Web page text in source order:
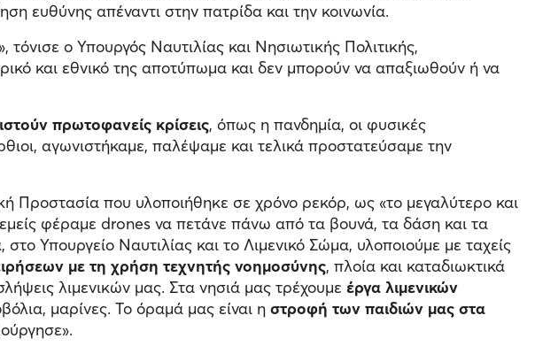
ευθύνης απέναντι στην πατρίδα και την κοινωνία.
», τόνισε ο Υπουργός Ναυτιλίας και Νησιωτικής Πολιτικής,
και εθνικό της αποτύπωμα και δεν μπορούν να απαξιωθούν ή να
πρωτοφανείς κρίσεις, όπως η πανδημία, οι φυσικές
αγωνιστήκαμε, παλέψαμε και τελικά προστατεύσαμε την
Προστασία που υλοποιήθηκε σε χρόνο ρεκόρ, ως «το μεγαλύτερο και
φέραμε drones να πετάνε πάνω από τα βουνά, τα δάση και τα
Υπουργείο Ναυτιλίας και το Λιμενικό Σώμα, υλοποιούμε με ταχείς
με τη χρήση τεχνητής νοημοσύνης, πλοία και καταδιωκτικά
λιμενικών μας. Στα νησιά μας τρέχουμε έργα λιμενικών
μαρίνες. Το όραμά μας είναι η στροφή των παιδιών μας στα